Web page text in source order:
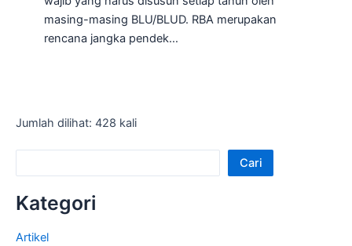
masing-masing BLU/BLUD. RBA merupakan
rencana jangka pendek…
Jumlah dilihat: 428 kali
Cari
Kategori
Artikel